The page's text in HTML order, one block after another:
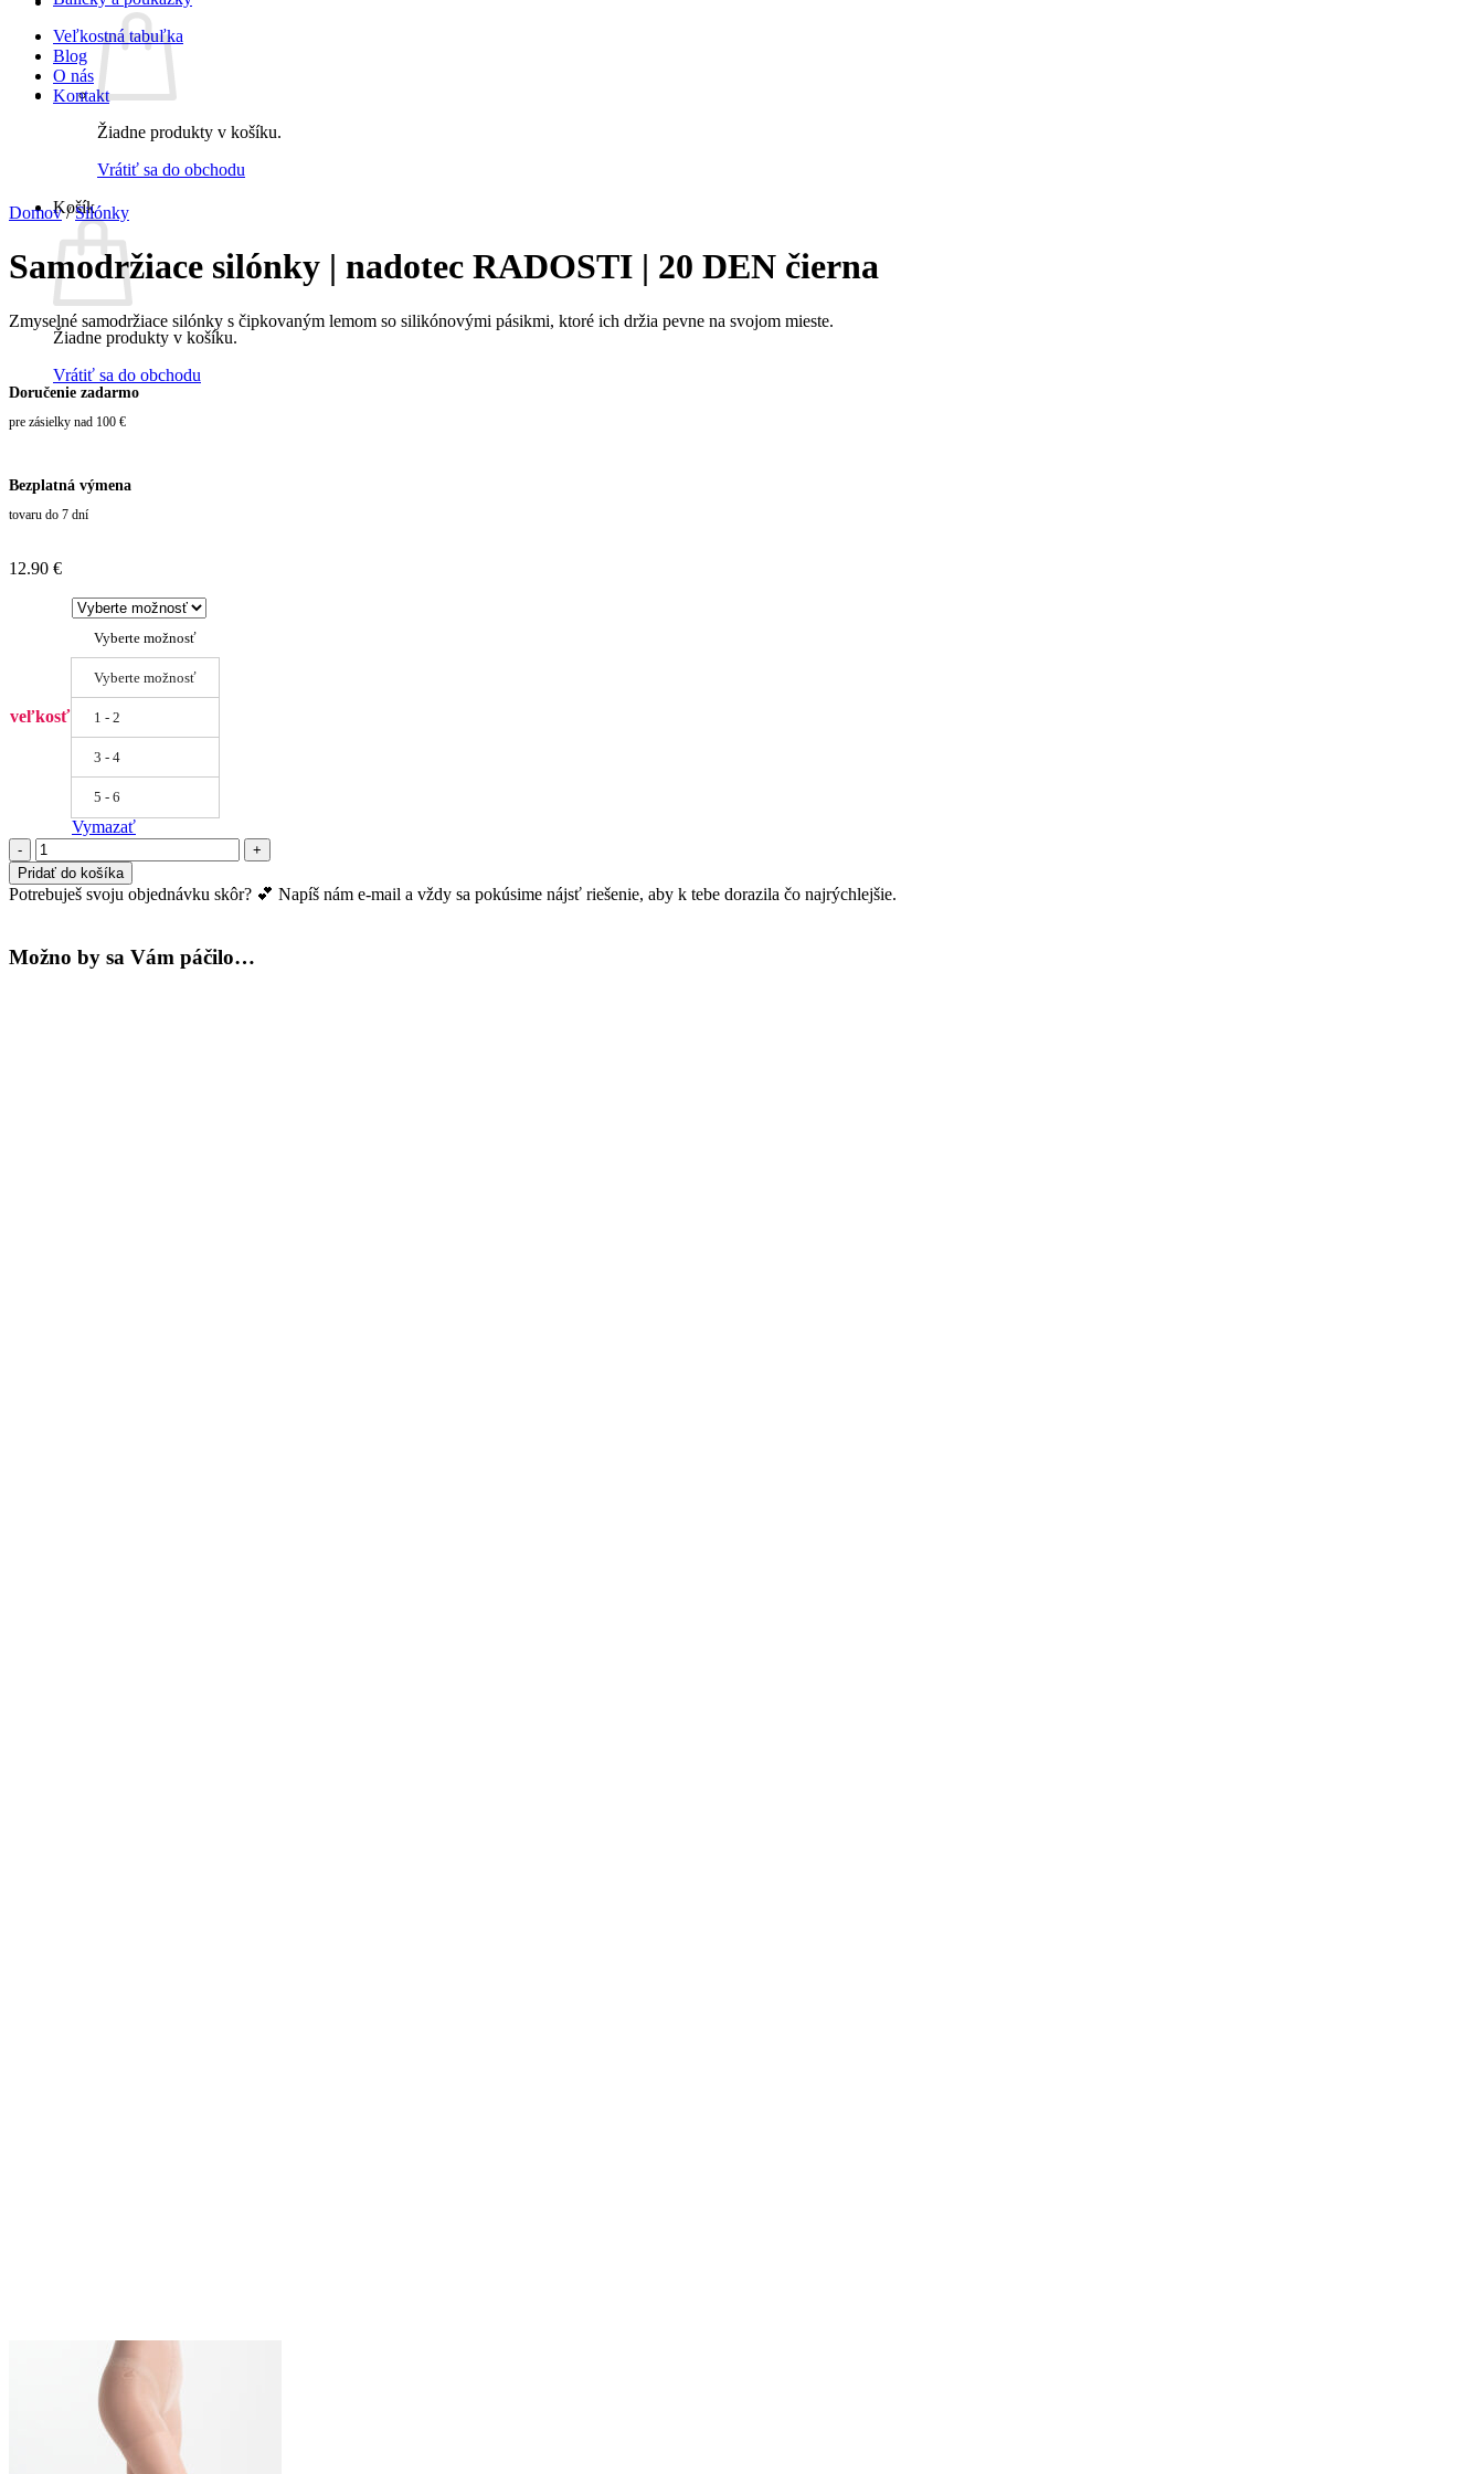
Žiadne produkty v košíku.
Vrátiť sa do obchodu
Košík
Žiadne produkty v košíku.
Vrátiť sa do obchodu
Veľkostná tabuľka
Blog
O nás
Kontakt
Domov / Silónky
Samodržiace silónky | nadotec RADOSTI | 20 DEN čierna
Zmyselné samodržiace silónky s čipkovaným lemom so silikónovými pásikmi, ktoré ich držia pevne na svojom mieste.
Doručenie zadarmo
pre zásielky nad 100 €
Bezplatná výmena
tovaru do 7 dní
12.90 €
veľkosť
Vyberte možnosť
Vyberte možnosť
1 - 2
3 - 4
5 - 6
Vymazať
množstvo
Samodržiace
silónky
|
RADOSTI
|
Pridať do košíka
Potrebuješ svoju objednávku skôr? 💕 Napíš nám e-mail a vždy sa pokúsime nájsť riešenie, aby k tebe dorazila čo najrýchlejšie.
Možno by sa Vám páčilo…